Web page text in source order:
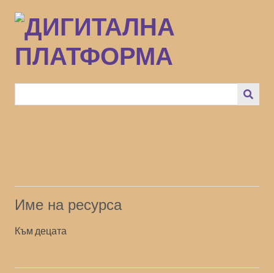
към
основното
съдържание
Име на ресурса
Към децата